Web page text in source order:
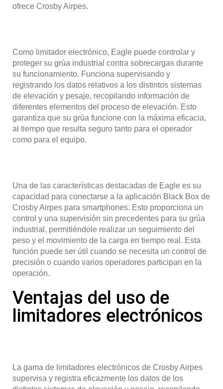
ofrece Crosby Airpes.
Como limitador electrónico, Eagle puede controlar y
proteger su grúa industrial contra sobrecargas durante
su funcionamiento. Funciona supervisando y
registrando los datos relativos a los distintos sistemas
de elevación y pesaje, recopilando información de
diferentes elementos del proceso de elevación. Esto
garantiza que su grúa funcione con la máxima eficacia,
al tiempo que resulta seguro tanto para el operador
como para el equipo.
Una de las características destacadas de Eagle es su
capacidad para conectarse a la aplicación Black Box de
Crosby Airpes para smartphones. Esto proporciona un
control y una supervisión sin precedentes para su grúa
industrial, permitiéndole realizar un seguimiento del
peso y el movimiento de la carga en tiempo real. Esta
función puede ser útil cuando se necesita un control de
precisión o cuando varios operadores participan en la
operación.
Ventajas del uso de
limitadores electrónicos
La gama de limitadores electrónicos de Crosby Airpes
supervisa y registra eficazmente los datos de los